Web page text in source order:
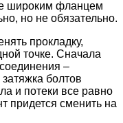
широким фланцем
но не обязательно.
прокладку,
точке. Сначала
–
болтов
и потеки все равно
придется сменить на